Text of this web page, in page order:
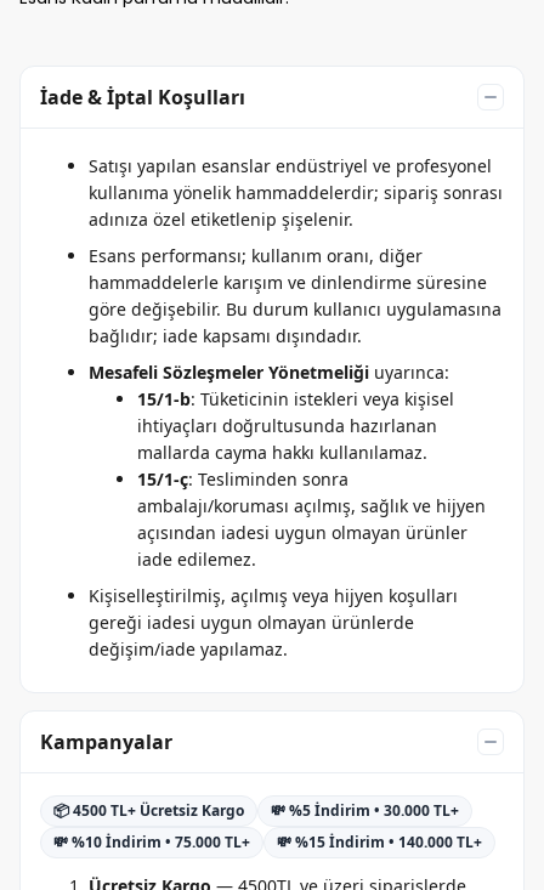
İade & İptal Koşulları
Satışı yapılan esanslar endüstriyel ve profesyonel
kullanıma yönelik hammaddelerdir; sipariş sonrası
adınıza özel etiketlenip şişelenir.
Esans performansı; kullanım oranı, diğer
hammaddelerle karışım ve dinlendirme süresine
göre değişebilir. Bu durum kullanıcı uygulamasına
bağlıdır; iade kapsamı dışındadır.
Mesafeli Sözleşmeler Yönetmeliği uyarınca:
15/1-b: Tüketicinin istekleri veya kişisel
ihtiyaçları doğrultusunda hazırlanan
mallarda cayma hakkı kullanılamaz.
15/1-ç: Tesliminden sonra
ambalajı/koruması açılmış, sağlık ve hijyen
açısından iadesi uygun olmayan ürünler
iade edilemez.
Kişiselleştirilmiş, açılmış veya hijyen koşulları
gereği iadesi uygun olmayan ürünlerde
değişim/iade yapılamaz.
Kampanyalar
📦 4500 TL+ Ücretsiz Kargo
💸 %5 İndirim • 30.000 TL+
💸 %10 İndirim • 75.000 TL+
💸 %15 İndirim • 140.000 TL+